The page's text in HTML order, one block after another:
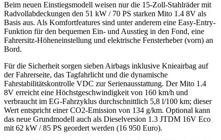
Beim neuen Einstiegsmodell weisen nur die 15-Zoll-Stahlräder mit
Radvollabdeckungen den 51 kW / 70 PS starken Mito 1.4 8V als
Basis aus. Als Komfortfeatures sind unter anderem eine Easy-Entry-
Funktion für den bequemen Ein- und Ausstieg in den Fond, eine
Fahrersitz-Höheneinstellung und elektrische Fensterheber (vorn) an
Bord.
Für die Sicherheit sorgen sieben Airbags inklusive Knieairbag auf
der Fahrerseite, das Tagfahrlicht und die dynamische
Fahrstabilitätskontrolle VDC zur Serienausstattung. Der Mito 1.4
8V erreicht eine Höchstgeschwindigkeit von 160 km/h und
verbraucht im EG-Fahrzyklus durchschnittlich 5,8 l/100 km; dieser
Wert entspricht einer CO2-Emission von 134 g/km. Optional kann
das neue Grundmodell auch als Dieselversion 1.3 JTDM 16V Eco
mit 62 kW / 85 PS geordert werden (16 950 Euro).